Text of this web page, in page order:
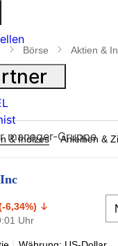
Börse Aktien &
& Indizes Anleihen &
6,34%)
Uhr
manager-Gruppe